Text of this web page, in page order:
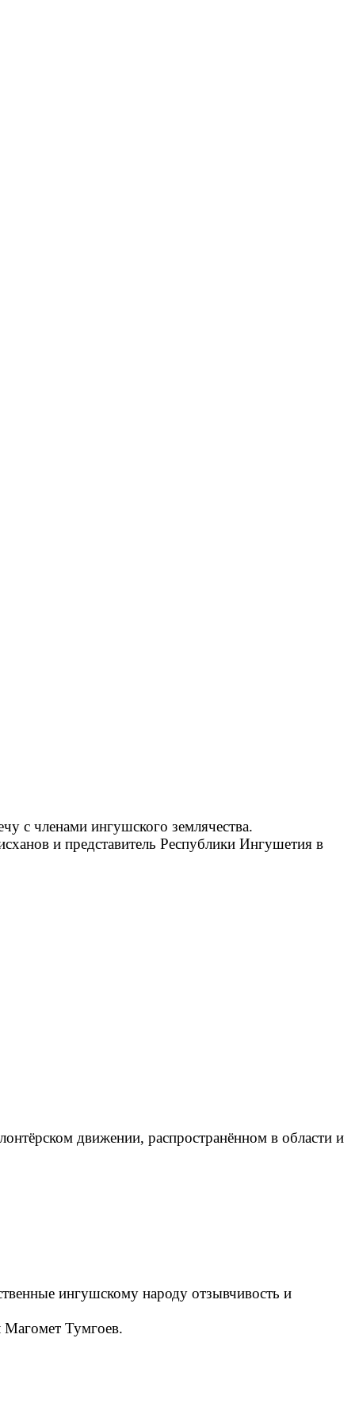
с членами ингушского землячества.
и представитель Республики Ингушетия в
движении, распространённом в области и
ингушскому народу отзывчивость и
Тумгоев.